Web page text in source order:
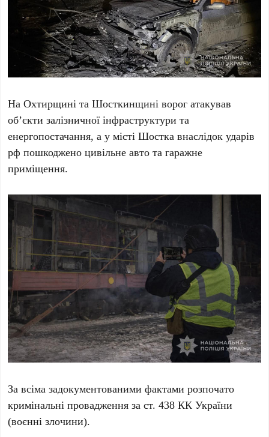
На Охтирщині та Шосткинщині ворог атакував
об’єкти залізничної інфраструктури та
енергопостачання, а у місті Шостка внаслідок ударів
рф пошкоджено цивільне авто та гаражне
приміщення.
За всіма задокументованими фактами розпочато
кримінальні провадження за ст. 438 КК України
(воєнні злочини).